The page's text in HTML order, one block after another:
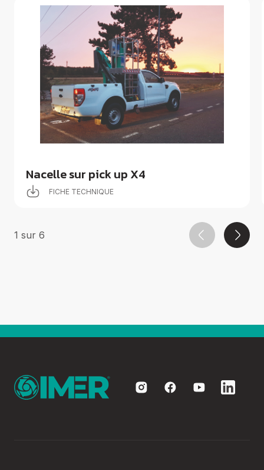
Nacelle sur pick up X4
FICHE TECHNIQUE
1 sur 6